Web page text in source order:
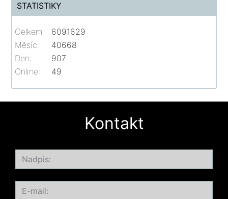
STATISTIKY
Online: 49
Celkem:
6091629
Měsíc:
40668
Den:
907
Kontakt